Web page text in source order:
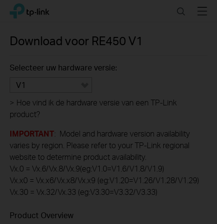
Click
navigation
TP-Link, Reliably Smart SearchMenu
Download voor RE450 V1
Selecteer uw hardware versie:
V1
> Hoe vind ik de hardware versie van een TP-Link
product?
IMPORTANT: Model and hardware version availability
varies by region. Please refer to your TP-Link regional
website to determine product availability.
Vx.0 = Vx.6/Vx.8/Vx.9(eg:V1.0=V1.6/V1.8/V1.9)
Vx.x0 = Vx.x6/Vx.x8/Vx.x9 (eg:V1.20=V1.26/V1.28/V1.29)
Vx.30 = Vx.32/Vx.33 (eg:V3.30=V3.32/V3.33)
Product Overview